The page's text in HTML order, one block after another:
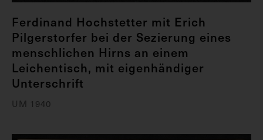
Ferdinand Hochstetter mit Erich
Pilgerstorfer bei der Sezierung eines
menschlichen Hirns an einem
Leichentisch, mit eigenhändiger
Unterschrift
UM 1940